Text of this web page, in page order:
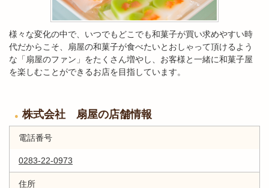
様々な変化の中で、いつでもどこでも和菓子が買い求めやすい時
代だからこそ、扇屋の和菓子が食べたいとおしゃって頂けるよう
な「扇屋のファン」をたくさん増やし、お客様と一緒に和菓子屋
を楽しむことができるお店を目指しています。
株式会社 扇屋の店舗情報
電話番号
0283-22-0973
住所